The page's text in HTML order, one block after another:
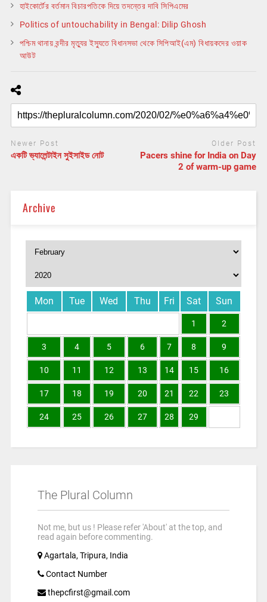
হাইকোর্টের বর্তমান বিচারপতিকে দিয়ে তদন্তের দাবি সিপিএমের
Politics of untouchability in Bengal: Dilip Ghosh
পশ্চিম থানায় বন্দীর মৃত্যুর ইস্যুতে বিধানসভা থেকে সিপিআই(এম) বিধায়কদের ওয়াক
আউট
Newer Post
একটি ভ্যালেন্টাইন সুইসাইড নোট
Older Post
Pacers shine for India on Day
2 of warm-up game
Archive
Mon Tue Wed Thu Fri Sat Sun
1 2
3 4 5 6 7 8 9
10 11 12 13 14 15 16
17 18 19 20 21 22 23
24 25 26 27 28 29
The Plural Column
Not me, but us ! Please refer 'About' at the top, and
read again before commenting.
Agartala, Tripura, India
Contact Number
thepcfirst@gmail.com